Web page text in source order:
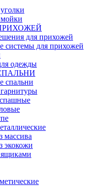
для прихожей
системы для прихожей
одежды
спальни
массива
экокожи